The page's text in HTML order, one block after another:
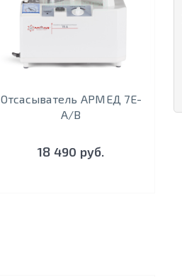
Отсасыватель АРМЕД 7E-
A/B
18 490 руб.